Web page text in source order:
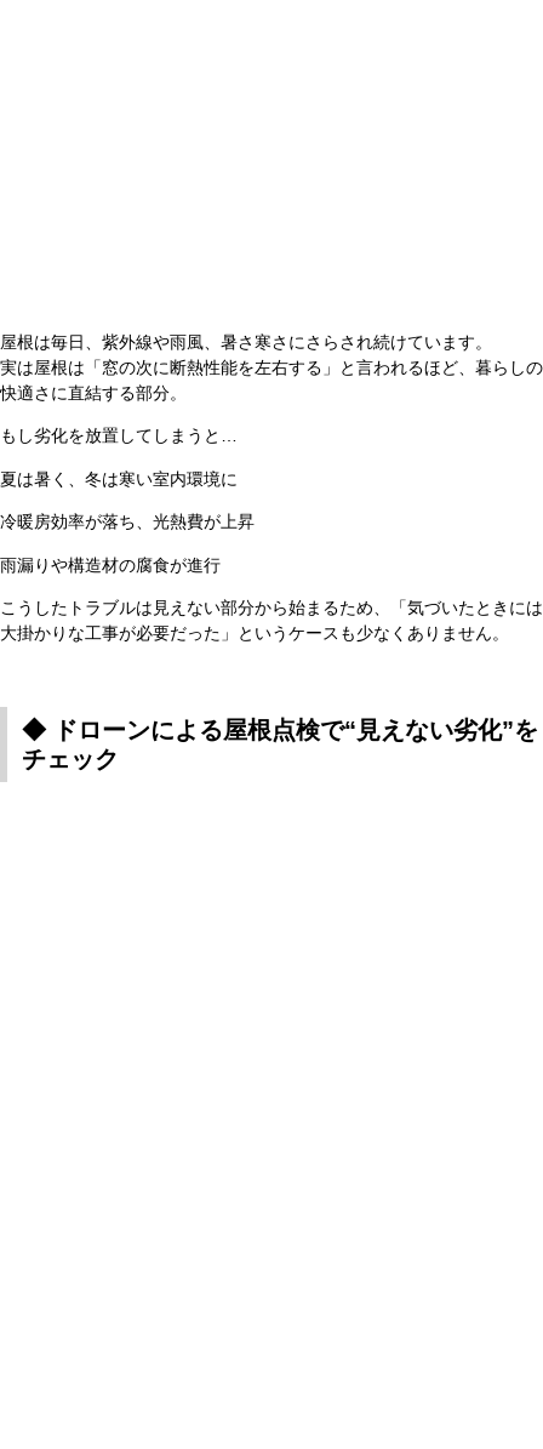
屋根は毎日、紫外線や雨風、暑さ寒さにさらされ続けています。
実は屋根は「窓の次に断熱性能を左右する」と言われるほど、暮らしの
快適さに直結する部分。
もし劣化を放置してしまうと…
夏は暑く、冬は寒い室内環境に
冷暖房効率が落ち、光熱費が上昇
雨漏りや構造材の腐食が進行
こうしたトラブルは見えない部分から始まるため、「気づいたときには
大掛かりな工事が必要だった」というケースも少なくありません。
◆ ドローンによる屋根点検で“見えない劣化”を
チェック